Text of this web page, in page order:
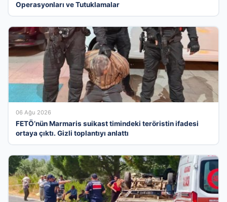
Operasyonları ve Tutuklamalar
06 Ağu 2026
FETÖ’nün Marmaris suikast timindeki teröristin ifadesi
ortaya çıktı. Gizli toplantıyı anlattı